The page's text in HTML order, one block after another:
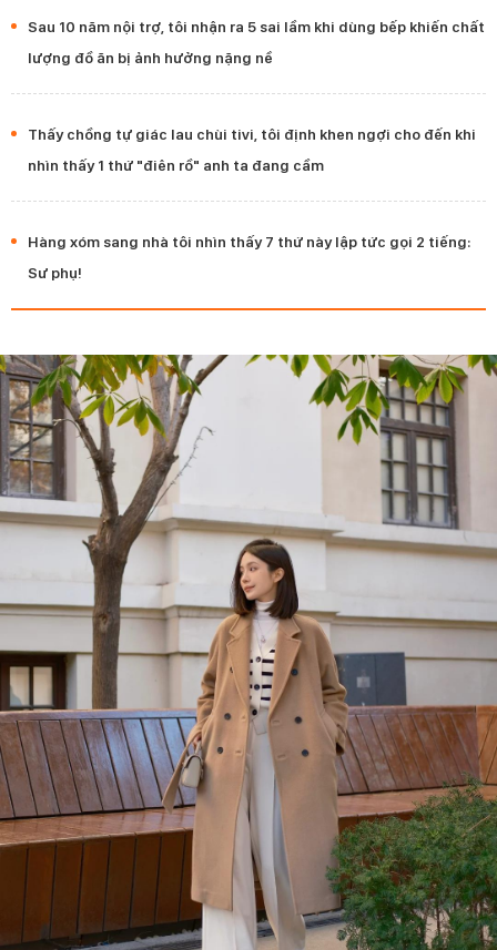
Sau 10 năm nội trợ, tôi nhận ra 5 sai lầm khi dùng bếp khiến chất
lượng đồ ăn bị ảnh hưởng nặng nề
Thấy chồng tự giác lau chùi tivi, tôi định khen ngợi cho đến khi
nhìn thấy 1 thứ "điên rồ" anh ta đang cầm
Hàng xóm sang nhà tôi nhìn thấy 7 thứ này lập tức gọi 2 tiếng:
Sư phụ!